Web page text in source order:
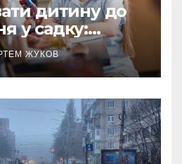
дитину до
у садку:
для батьків
ЖУКОВ